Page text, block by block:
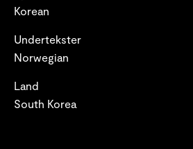
Korean
Undertekster
Norwegian
Land
South Korea